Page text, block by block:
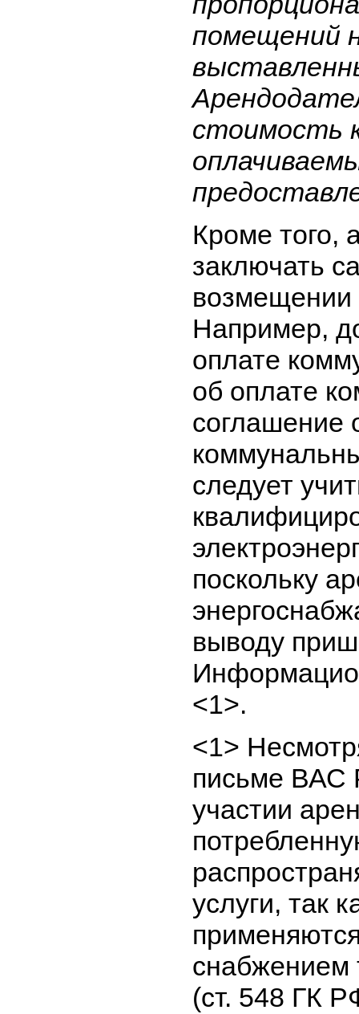
помещений
стоимость
Кроме того,
заключать
возмещении
Например,
оплате
об оплате
соглашение
следует
поскольку
выводу
<1>.
<1>
письме ВАС
участии
услуги, так
снабжением
(ст. 548 ГК